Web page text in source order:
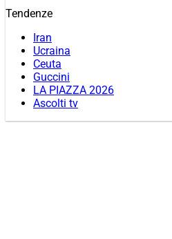
Tendenze
Iran
Ucraina
Ceuta
Guccini
LA PIAZZA 2026
Ascolti tv